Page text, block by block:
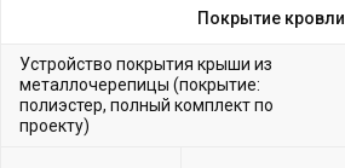
Покрытие кровли
Устройство покрытия крыши из
металлочерепицы (покрытие:
полиэстер, полный комплект по
проекту)